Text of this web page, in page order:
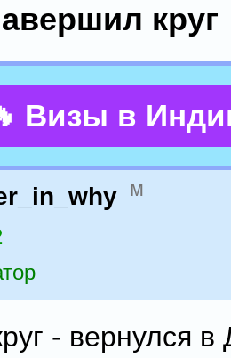
круг
Визы в
м
- вернулся в